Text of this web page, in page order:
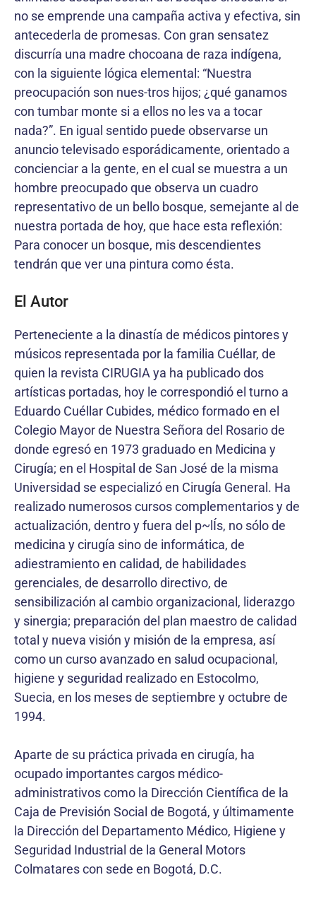
no se emprende una campaña activa y efectiva, sin
antecederla de promesas. Con gran sensatez
discurría una madre chocoana de raza indígena,
con la siguiente lógica elemental: “Nuestra
preocupación son nues-tros hijos; ¿qué ganamos
con tumbar monte si a ellos no les va a tocar
nada?”. En igual sentido puede observarse un
anuncio televisado esporádicamente, orientado a
concienciar a la gente, en el cual se muestra a un
hombre preocupado que observa un cuadro
representativo de un bello bosque, semejante al de
nuestra portada de hoy, que hace esta reflexión:
Para conocer un bosque, mis descendientes
tendrán que ver una pintura como ésta.
El Autor
Perteneciente a la dinastía de médicos pintores y
músicos representada por la familia Cuéllar, de
quien la revista CIRUGIA ya ha publicado dos
artísticas portadas, hoy le correspondió el turno a
Eduardo Cuéllar Cubides, médico formado en el
Colegio Mayor de Nuestra Señora del Rosario de
donde egresó en 1973 graduado en Medicina y
Cirugía; en el Hospital de San José de la misma
Universidad se especializó en Cirugía General. Ha
realizado numerosos cursos complementarios y de
actualización, dentro y fuera del p~lÍs, no sólo de
medicina y cirugía sino de informática, de
adiestramiento en calidad, de habilidades
gerenciales, de desarrollo directivo, de
sensibilización al cambio organizacional, liderazgo
y sinergia; preparación del plan maestro de calidad
total y nueva visión y misión de la empresa, así
como un curso avanzado en salud ocupacional,
higiene y seguridad realizado en Estocolmo,
Suecia, en los meses de septiembre y octubre de
1994.
Aparte de su práctica privada en cirugía, ha
ocupado importantes cargos médico-
administrativos como la Dirección Científica de la
Caja de Previsión Social de Bogotá, y últimamente
la Dirección del Departamento Médico, Higiene y
Seguridad Industrial de la General Motors
Colmatares con sede en Bogotá, D.C.